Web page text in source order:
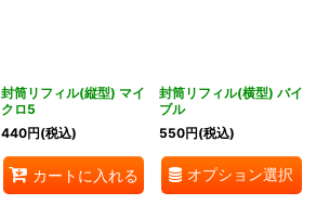
封筒リフィル(縦型) マイ
クロ5
440円(税込)
カートに入れる
封筒リフィル(横型) バイ
ブル
550円(税込)
オプション選択